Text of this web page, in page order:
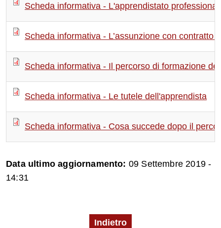
Scheda informativa - L'apprendistato
Scheda informativa - L’assunzione con contratto
Scheda informativa - Il percorso di formazione
Scheda informativa - Le tutele dell'apprendista
Scheda informativa - Cosa succede dopo il
Data ultimo aggiornamento: 09 Settembre 2019 -
14:31
Indietro